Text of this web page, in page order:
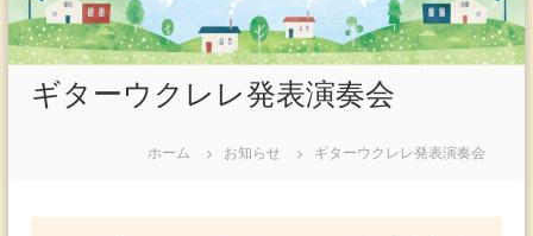
キ
ッ
ギターウクレレ発表演奏会
ホーム お知らせ ギターウクレレ発表演奏会